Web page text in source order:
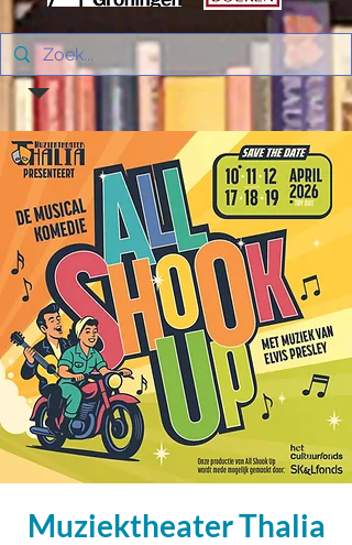
Muziektheater Thalia